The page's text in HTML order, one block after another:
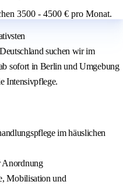
3500 - 4500 € pro Monat.
suchen wir im
sofort in Berlin und Umgebung
Intensivpflege.
im häuslichen
Anordnung
Mobilisation und